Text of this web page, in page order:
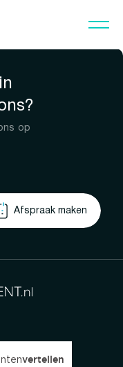
op
Afspraak maken